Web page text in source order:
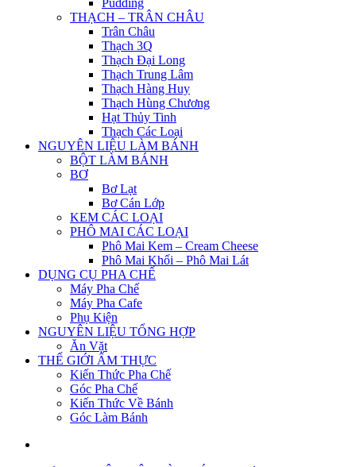
THẠCH – TRÂN CHÂU
Trân Châu
Thạch 3Q
Thạch Đại Long
Thạch Trung Lâm
Thạch Hàng Huy
Thạch Hùng Chương
Hạt Thủy Tinh
Thạch Các Loại
NGUYÊN LIỆU LÀM BÁNH
BỘT LÀM BÁNH
BƠ
Bơ Lạt
Bơ Cán Lớp
KEM CÁC LOẠI
PHÔ MAI CÁC LOẠI
Phô Mai Kem – Cream Cheese
Phô Mai Khối – Phô Mai Lát
DỤNG CỤ PHA CHẾ
Máy Pha Chế
Máy Pha Cafe
Phụ Kiện
NGUYÊN LIỆU TỔNG HỢP
Ăn Vặt
THẾ GIỚI ẨM THỰC
Kiến Thức Pha Chế
Góc Pha Chế
Kiến Thức Về Bánh
Góc Làm Bánh